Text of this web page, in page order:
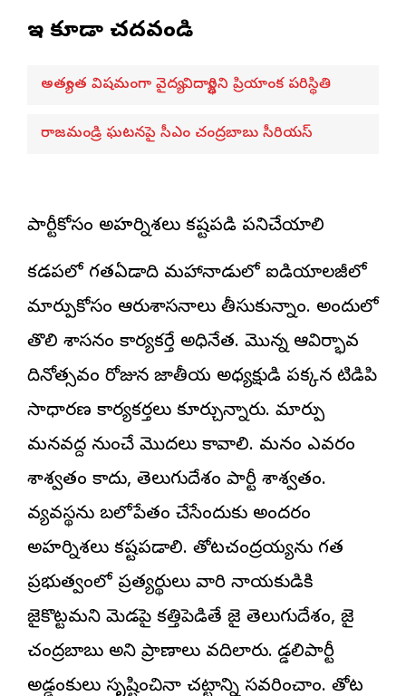
ఇవి కూడా చదవండి
అత్యంత విషమంగా వైద్య విద్యార్థిని ప్రియాంక పరిస్థితి
రాజమండ్రి ఘటనపై సీఎం చంద్రబాబు సీరియస్
పార్టీకోసం అహర్నిశలు కష్టపడి పనిచేయాలి
కడపలో గతఏడాది మహానాడులో ఐడియాలజీలో
మార్పుకోసం ఆరుశాసనాలు తీసుకున్నాం. అందులో
తొలి శాసనం కార్యకర్తే అధినేత. మొన్న ఆవిర్భావ
దినోత్సవం రోజున జాతీయ అధ్యక్షుడి పక్కన టిడిపి
సాధారణ కార్యకర్తలు కూర్చున్నారు. మార్పు
మనవద్ద నుంచే మొదలు కావాలి. మనం ఎవరం
శాశ్వతం కాదు, తెలుగుదేశం పార్టీ శాశ్వతం.
వ్యవస్థను బలోపేతం చేసేందుకు అందరం
అహర్నిశలు కష్టపడాలి. తోటచంద్రయ్యను గత
ప్రభుత్వంలో ప్రత్యర్థులు వారి నాయకుడికి
జైకొట్టమని మెడపై కత్తిపెడితే జై తెలుగుదేశం, జై
చంద్రబాబు అని ప్రాణాలు వదిలారు. గొడ్డలిపార్టీ
అడ్డంకులు సృష్టించినా చట్టాన్ని సవరించాం. తోట